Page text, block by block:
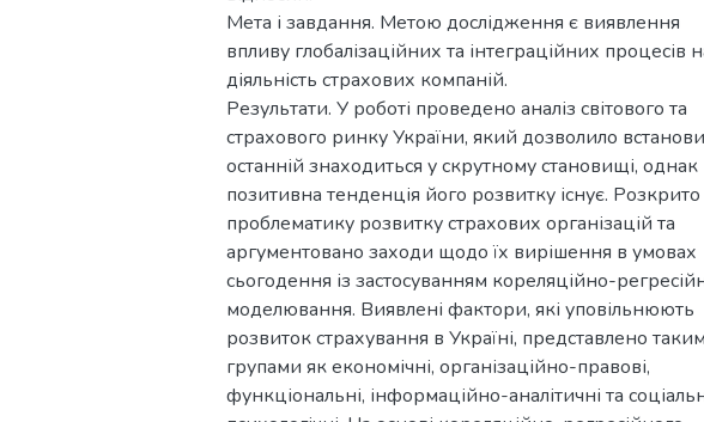
Мета і завдання. Метою дослідження є виявлення
впливу глобалізаційних та інтеграційних процесів
діяльність страхових компаній.
Результати. У роботі проведено аналіз світового та
страхового ринку України, який дозволило
останній знаходиться у скрутному становищі, однак
позитивна тенденція його розвитку існує. Розкрито
проблематику розвитку страхових організацій та
аргументовано заходи щодо їх вирішення в умовах
сьогодення із застосуванням кореляційно-
моделювання. Виявлені фактори, які уповільнюють
розвиток страхування в Україні, представлено
групами як економічні, організаційно-правові,
функціональні, інформаційно-аналітичні та